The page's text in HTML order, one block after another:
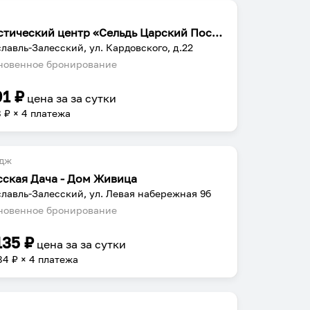
Туристический центр «Сельдь Царский Посол»
Залесский, ул. Кардовского, д.22
бронирование
₽ цена заза сутки
₽ × 4 платежа
Дача - Дом Живица
Залесский, ул. Левая набережная 9б
бронирование
₽ цена заза сутки
₽ × 4 платежа